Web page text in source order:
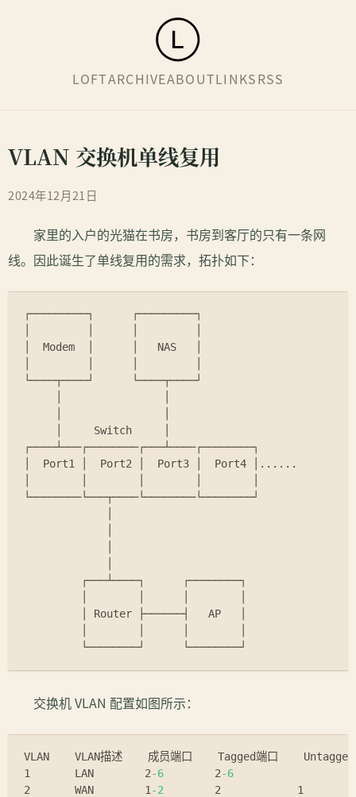
LOFTARCHIVEABOUTLINKSRSS
VLAN 交换机单线复用
2024年12月21日
家里的入户的光猫在书房，书房到客厅的只有一条网
线。因此诞生了单线复用的需求，拓扑如下：
┌─────────┐      ┌─────────┐
│  Modem  │      │   NAS   │
└────┬────┘      └────┬────┘
     │     Switch     │
┌────┴───┌────────┌───┴────┌────────┐
│  Port1 │  Port2 │  Port3 │  Port4 │
... ...
└────────└───┬────└────────└────────┘
         ┌───┴────┐      ┌────────┐
         │ Router ├──────┤   AP   │
         └────────┘      └────────┘
交换机 VLAN 配置如图所示：
VLAN    VLAN描述    成员端口    Tagged端口    Untagged
1       LAN        2-6
        2
-6
2       WAN        1 -2